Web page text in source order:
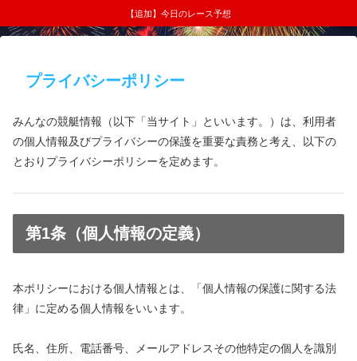
【追加】今日のレース予想
プライバシーポリシー
みんなの競艇情報（以下「当サイト」といいます。）は、利用者
の個人情報及びプライバシーの保護を重要な責務と考え、以下の
とおりプライバシーポリシーを定めます。
第1条（個人情報の定義）
本ポリシーにおける個人情報とは、「個人情報の保護に関する法
律」に定める個人情報をいいます。
氏名、住所、電話番号、メールアドレスその他特定の個人を識別